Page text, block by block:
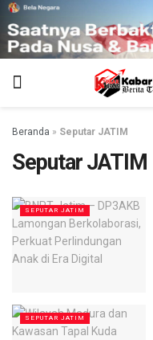
Beranda » Seputar JATIM
Seputar JATIM
SEPUTAR JATIM
SEPUTAR JATIM